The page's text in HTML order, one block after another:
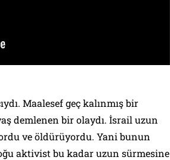
Maalesef geç kalınmış bir
demlenen bir olaydı. İsrail uzun
ve öldürüyordu. Yani bunun
aktivist bu kadar uzun sürmesine